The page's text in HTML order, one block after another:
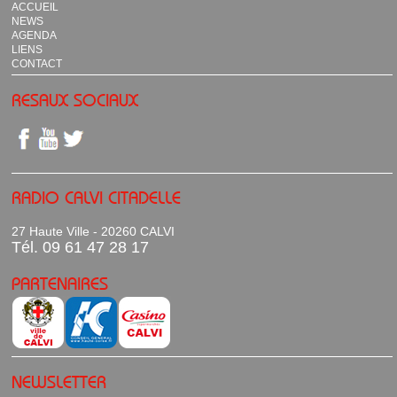
ACCUEIL
NEWS
AGENDA
LIENS
CONTACT
RESAUX SOCIAUX
RADIO CALVI CITADELLE
27 Haute Ville - 20260 CALVI
Tél. 09 61 47 28 17
PARTENAIRES
NEWSLETTER